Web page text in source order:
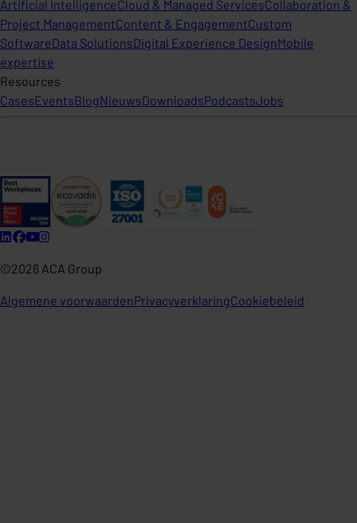
Artificial IntelligenceCloud & Managed ServicesCollaboration &
Project ManagementContent & EngagementCustom
SoftwareData SolutionsDigital Experience DesignMobile
expertise
Resources
CasesEventsBlogNieuwsDownloadsPodcastsJobs
©2026 ACA Group
Algemene voorwaardenPrivacyverklaringCookiebeleid